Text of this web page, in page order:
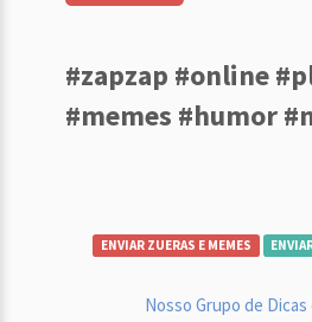
#zapzap #online
#memes #humor
ENVIAR ZUERAS E MEMES
Nosso Grupo de